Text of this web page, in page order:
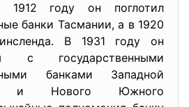
1912 году он поглотил
банки Тасмании, а в 1920
В 1931 году он
с государственными
банками Западной
и Нового Южного